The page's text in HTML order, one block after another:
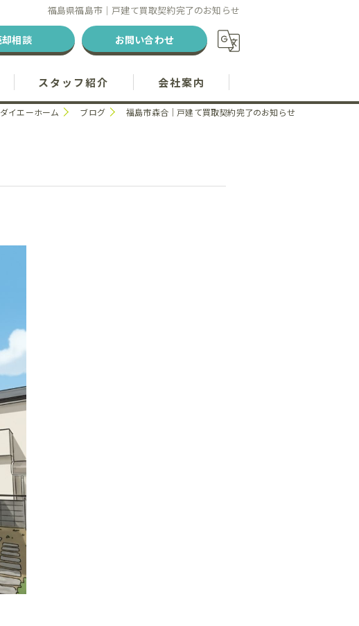
福島県福島市｜戸建て買取契約完了のお知らせ
相談 お問い合わせ
スタッフ紹介 会社案内
イエーホーム ブログ 福島市森合｜戸建て買取契約完了のお知らせ